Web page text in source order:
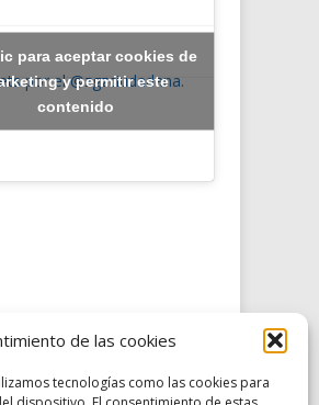
de las cookies
tecnologías como las cookies para
por el @zgzciudadana.
para aceptar cookies de
y permitir este
contenido